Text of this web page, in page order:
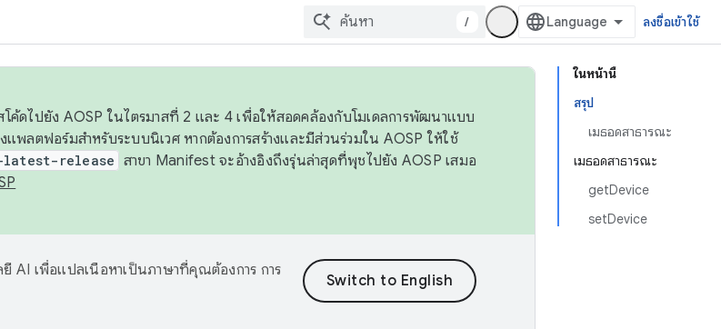
/ ลงชื่อเข้าใช้
ในหน้านี้
สรุป
เมธอดสาธารณะ
เมธอดสาธารณะ
getDevice
setDevice
ค้ดไปยัง AOSP ในไตรมาสที่ 2 และ 4 เพื่อให้สอดคล้องกับโมเดลการพัฒนาแบบ
พลตฟอร์มสำหรับระบบนิเวศ หากต้องการสร้างและมีส่วนร่วมใน AOSP ให้ใช้
latest-release สาขา Manifest จะอ้างอิงถึงรุ่นล่าสุดที่พุชไปยัง AOSP เสมอ
AI เพื่อแปลเนื้อหาเป็นภาษาที่คุณต้องการ การ